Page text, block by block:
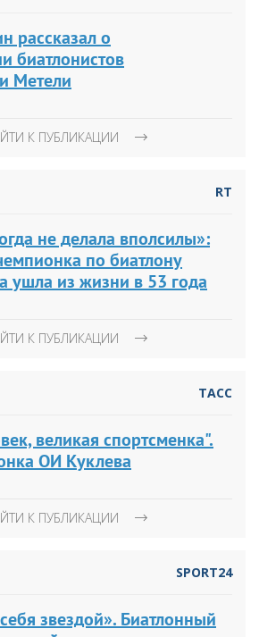
рассказал о
биатлонистов
Метели
К ПУБЛИКАЦИИ
RT
не делала вполсилы»:
по биатлону
ушла из жизни в 53 года
К ПУБЛИКАЦИИ
ТАСС
великая спортсменка".
ОИ Куклева
К ПУБЛИКАЦИИ
SPORT24
звездой». Биатлонный